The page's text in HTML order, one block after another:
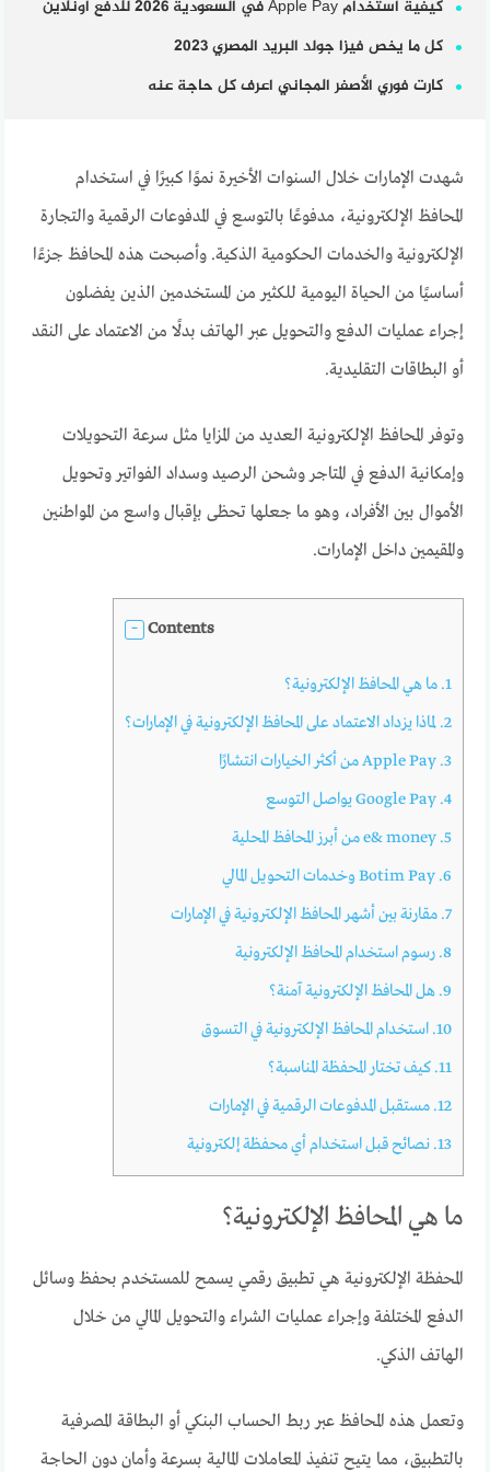
كيفية استخدام Apple Pay في السعودية 2026 للدفع أونلاين
كل ما يخص فيزا جولد البريد المصري 2023
كارت فوري الأصفر المجاني اعرف كل حاجة عنه
شهدت الإمارات خلال السنوات الأخيرة نموًا كبيرًا في استخدام
المحافظ الإلكترونية، مدفوعًا بالتوسع في المدفوعات الرقمية والتجارة
الإلكترونية والخدمات الحكومية الذكية. وأصبحت هذه المحافظ جزءًا
أساسيًا من الحياة اليومية للكثير من المستخدمين الذين يفضلون
إجراء عمليات الدفع والتحويل عبر الهاتف بدلًا من الاعتماد على النقد
أو البطاقات التقليدية.
وتوفر المحافظ الإلكترونية العديد من المزايا مثل سرعة التحويلات
وإمكانية الدفع في المتاجر وشحن الرصيد وسداد الفواتير وتحويل
الأموال بين الأفراد، وهو ما جعلها تحظى بإقبال واسع من المواطنين
والمقيمين داخل الإمارات.
Contents
1. ما هي المحافظ الإلكترونية؟
2. لماذا يزداد الاعتماد على المحافظ الإلكترونية في الإمارات؟
3. Apple Pay من أكثر الخيارات انتشارًا
4. Google Pay يواصل التوسع
5. e& money من أبرز المحافظ المحلية
6. Botim Pay وخدمات التحويل المالي
7. مقارنة بين أشهر المحافظ الإلكترونية في الإمارات
8. رسوم استخدام المحافظ الإلكترونية
9. هل المحافظ الإلكترونية آمنة؟
10. استخدام المحافظ الإلكترونية في التسوق
11. كيف تختار المحفظة المناسبة؟
12. مستقبل المدفوعات الرقمية في الإمارات
13. نصائح قبل استخدام أي محفظة إلكترونية
ما هي المحافظ الإلكترونية؟
المحفظة الإلكترونية هي تطبيق رقمي يسمح للمستخدم بحفظ وسائل
الدفع المختلفة وإجراء عمليات الشراء والتحويل المالي من خلال
الهاتف الذكي.
وتعمل هذه المحافظ عبر ربط الحساب البنكي أو البطاقة المصرفية
بالتطبيق، مما يتيح تنفيذ المعاملات المالية بسرعة وأمان دون الحاجة